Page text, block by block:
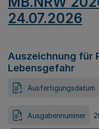
24.07.2026
Auszeichnung für
Lebensgefahr
Ausfertigungsdatum
Ausgabennummer